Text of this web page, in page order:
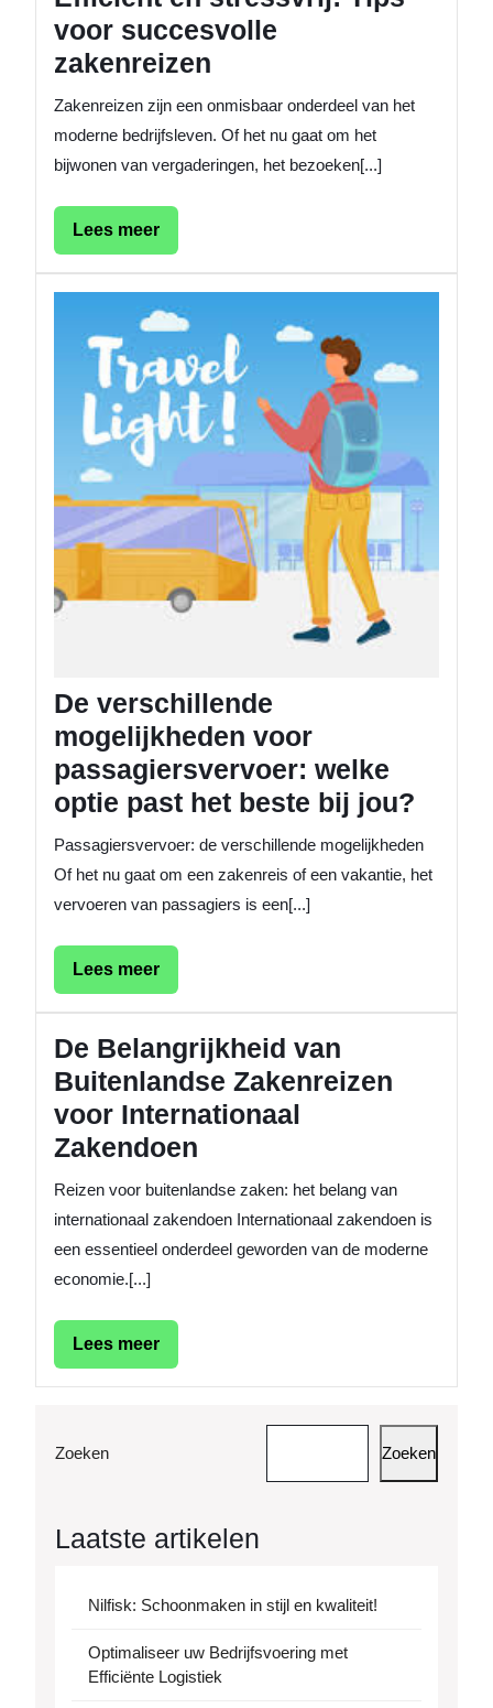
voor succesvolle
zakenreizen
Zakenreizen zijn een onmisbaar onderdeel van het
moderne bedrijfsleven. Of het nu gaat om het
bijwonen van vergaderingen, het bezoeken[...]
Lees meerLees
meer
jou?
De verschillende
mogelijkheden voor
passagiersvervoer: welke
optie past het beste bij jou?
Passagiersvervoer: de verschillende mogelijkheden
Of het nu gaat om een zakenreis of een vakantie, het
vervoeren van passagiers is een[...]
Lees meerLees
meer
De Belangrijkheid van
Buitenlandse Zakenreizen
voor Internationaal
Zakendoen
Reizen voor buitenlandse zaken: het belang van
internationaal zakendoen Internationaal zakendoen is
een essentieel onderdeel geworden van de moderne
economie.[...]
Lees meerLees
meer
Zoeken Zoeken
Laatste artikelen
Nilfisk: Schoonmaken in stijl en kwaliteit!
Optimaliseer uw Bedrijfsvoering met
Efficiënte Logistiek